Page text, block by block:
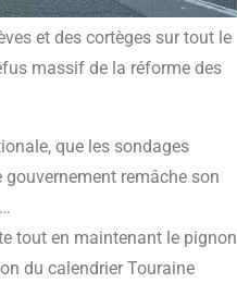
et des cortèges sur tout le
massif de la réforme des
que les sondages
remâche son
tout en maintenant le pignon
du calendrier Touraine